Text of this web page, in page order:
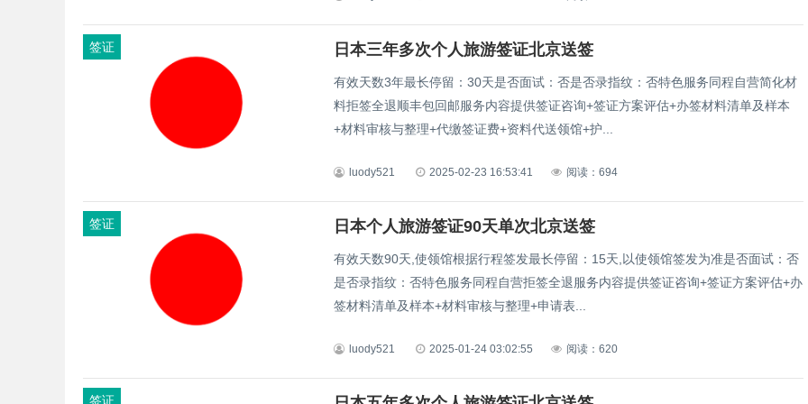
签证 日本三年多次个人旅游签证北京送签
有效天数3年最长停留：30天是否面试：否是否录指纹：否特色服务同程自营简化材
料拒签全退顺丰包回邮服务内容提供签证咨询+签证方案评估+办签材料清单及样本
+材料审核与整理+代缴签证费+资料代送领馆+护...
luody521 2025-02-23 16:53:41 阅读：694
签证 日本个人旅游签证90天单次北京送签
有效天数90天,使领馆根据行程签发最长停留：15天,以使领馆签发为准是否面试：否
是否录指纹：否特色服务同程自营拒签全退服务内容提供签证咨询+签证方案评估+办
签材料清单及样本+材料审核与整理+申请表...
luody521 2025-01-24 03:02:55 阅读：620
签证